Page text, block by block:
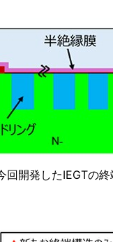
回開発したIEGTの終